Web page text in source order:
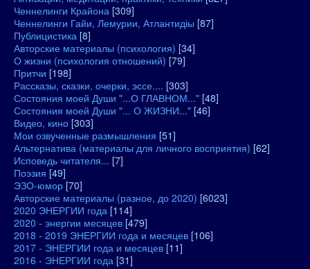
Ченнелинги Крайона [309]
Ченнелинги Гайи, Лемурии, Атлантидіы [87]
Публицистика [8]
Авторские материалы (психология) [34]
О жизни (психология отношений) [79]
Притчи [198]
Рассказы, сказки, очерки, эссе.... [303]
Состояния моей Души "...О ГЛАВНОМ..." [48]
Состояния моей Души "... О ЖИЗНИ..." [46]
Видео, кино [303]
Мои озвученные размышления [51]
Альтернатива (материалы для личного восприятия) [62]
Исповедь читателя... [7]
Поэзия [49]
ЭЗО-юмор [70]
Авторские материалы (разное, до 2020) [6023]
2020 ЭНЕРГИИ года [114]
2020 - энергии месяцев [479]
2018 - 2019 ЭНЕРГИИ года и месяцев [106]
2017 - ЭНЕРГИИ года и месяцев [11]
2016 - ЭНЕРГИИ года [31]